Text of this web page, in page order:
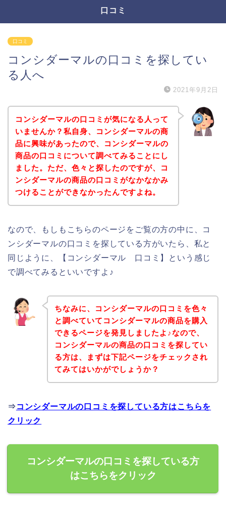
口コミ
口コミ
コンシダーマルの口コミを探してい
る人へ
2021年9月2日
コンシダーマルの口コミが気になる人って
いませんか？私自身、コンシダーマルの商
品に興味があったので、コンシダーマルの
商品の口コミについて調べてみることにし
ました。ただ、色々と探したのですが、コ
ンシダーマルの商品の口コミがなかなかみ
つけることができなかったんですよね。
なので、もしもこちらのページをご覧の方の中に、コ
ンシダーマルの口コミを探している方がいたら、私と
同じように、【コンシダーマル 口コミ】という感じ
で調べてみるといいですよ♪
ちなみに、コンシダーマルの口コミを色々
と調べていてコンシダーマルの商品を購入
できるページを発見しましたよ♪なので、
コンシダーマルの商品の口コミを探してい
る方は、まずは下記ページをチェックされ
てみてはいかがでしょうか？
⇒ コンシダーマルの口コミを探している方はこちらを
クリック
コンシダーマルの口コミを探している方
はこちらをクリック